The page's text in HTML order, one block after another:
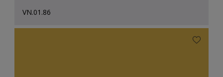
VN.01.86